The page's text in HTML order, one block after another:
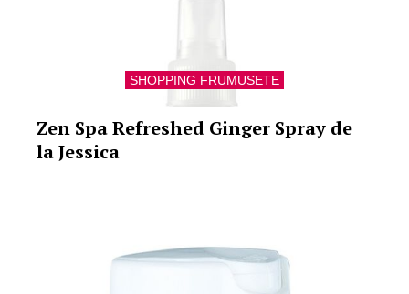
SHOPPING FRUMUSETE
Zen Spa Refreshed Ginger Spray de
la Jessica